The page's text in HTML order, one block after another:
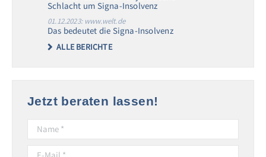
Schlacht um Signa-Insolvenz
01.12.2023: www.welt.de
Das bedeutet die Signa-Insolvenz
ALLE BERICHTE
Jetzt beraten lassen!